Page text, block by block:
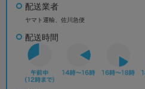
配送業者
ヤマト運輸、佐川急便
配送時間